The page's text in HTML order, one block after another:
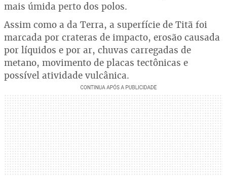
mais úmida perto dos polos.
Assim como a da Terra, a superfície de Titã foi
marcada por crateras de impacto, erosão causada
por líquidos e por ar, chuvas carregadas de
metano, movimento de placas tectônicas e
possível atividade vulcânica.